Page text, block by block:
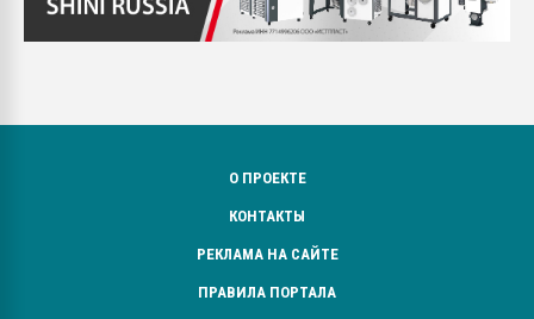
О ПРОЕКТЕ
КОНТАКТЫ
РЕКЛАМА НА САЙТЕ
ПРАВИЛА ПОРТАЛА